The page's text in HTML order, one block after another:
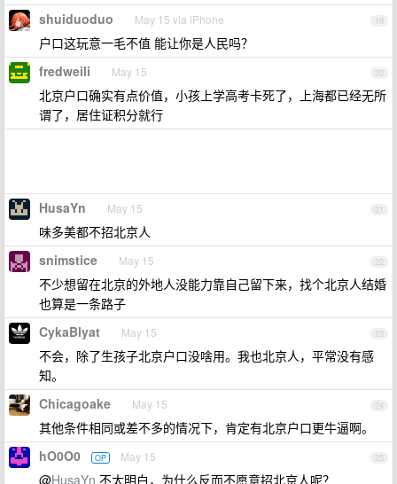
19
shuiduoduo May 15 via iPhone
户口这玩意一毛不值 能让你是人民吗？
20
fredweili May 15
北京户口确实有点价值，小孩上学高考卡死了，上海都已经无所
谓了，居住证积分就行
21
HusaYn May 15
味多美都不招北京人
22
snimstice May 15
不少想留在北京的外地人没能力靠自己留下来，找个北京人结婚
也算是一条路子
23
CykaBlyat May 15
不会，除了生孩子北京户口没啥用。我也北京人，平常没有感
知。
24
Chicagoake May 15
其他条件相同或差不多的情况下，肯定有北京户口更牛逼啊。
25
hO0O0 OP May 15
@HusaYn 不太明白，为什么反而不愿意招北京人呢？